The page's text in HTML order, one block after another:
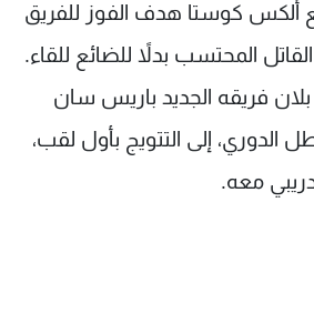
ألكس كوستا هدف الفوز للفريق
المحتسب بدلاً للضائع للقاء.
فريقه الجديد باريس سان
الدوري، إلى التتويج بأول لقب،
معه.